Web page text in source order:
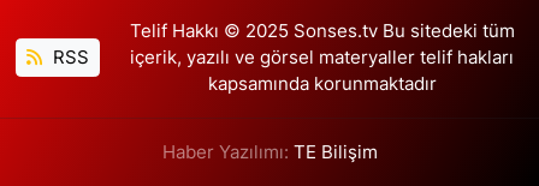
RSS
Telif Hakkı © 2025 Sonses.tv Bu sitedeki tüm
içerik, yazılı ve görsel materyaller telif hakları
kapsamında korunmaktadır
Haber Yazılımı: TE Bilişim